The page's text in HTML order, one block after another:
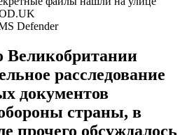
Defender
Великобритании
расследование
документов
страны, в
прочего обсуждалось